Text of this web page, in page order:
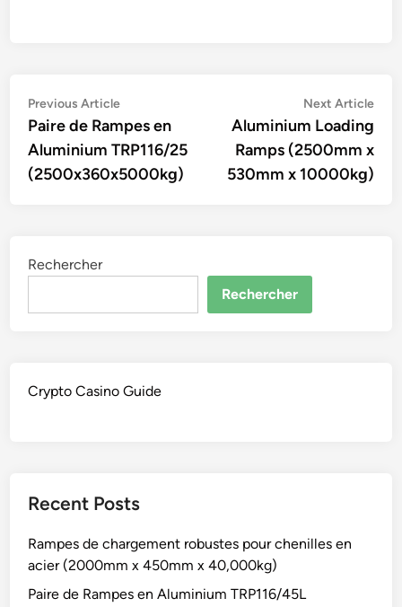
Navigation
de
l’article
Previous ArticlePrevious
article:
Paire de Rampes en
Aluminium TRP116/25
(2500x360x5000kg)
Next Article
Aluminium Loading
Ramps (2500mm x
530mm x 10000kg)
Rechercher
Rechercher
Crypto Casino Guide
Recent Posts
Rampes de chargement robustes pour chenilles en
acier (2000mm x 450mm x 40,000kg)
Paire de Rampes en Aluminium TRP116/45L